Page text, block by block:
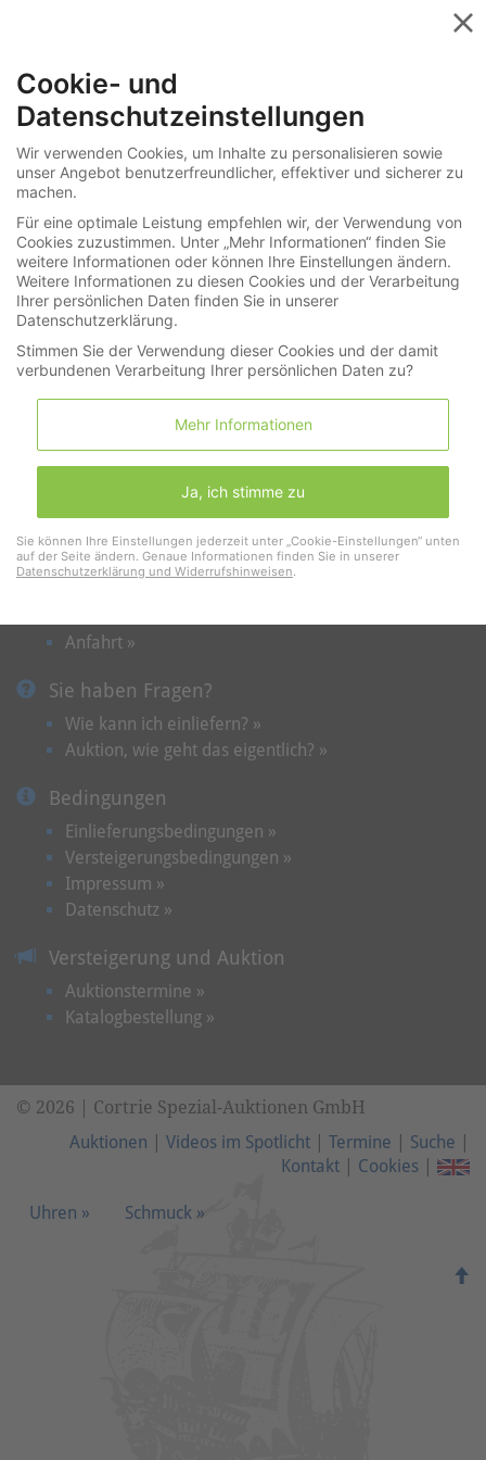
Monatliche Last Minute Auktionen
Ketten / Colliers / Anhänger
» 275-6035
Kette/Collier: weißgoldenes, hochwertiges
vintage Smaragd/Brillant-
Goldschmiedecollier
LNDA Los
Merkliste Warenkorb(0)
Informationen
Kontakt und Termine
Terminvereinbarung »
Anfahrt »
Sie haben Fragen?
Wie kann ich einliefern? »
Auktion, wie geht das eigentlich? »
Bedingungen
Einlieferungsbedingungen »
Versteigerungsbedingungen »
Impressum »
Datenschutz »
Versteigerung und Auktion
Auktionstermine »
Katalogbestellung »
© 2026 | Cortrie Spezial-Auktionen GmbH
Auktionen
Videos im Spotlicht Termine Suche
Kontakt
Cookies
Uhren » Schmuck »
Cookie- und
Datenschutzeinstellungen
Wir verwenden Cookies, um Inhalte zu personalisieren sowie
unser Angebot benutzerfreundlicher, effektiver und sicherer zu
machen.
Für eine optimale Leistung empfehlen wir, der Verwendung von
Cookies zuzustimmen. Unter „Mehr Informationen“ finden Sie
weitere Informationen oder können Ihre Einstellungen ändern.
Weitere Informationen zu diesen Cookies und der Verarbeitung
Ihrer persönlichen Daten finden Sie in unserer
Datenschutzerklärung.
Stimmen Sie der Verwendung dieser Cookies und der damit
verbundenen Verarbeitung Ihrer persönlichen Daten zu?
Mehr Informationen
Ja, ich stimme zu
Sie können Ihre Einstellungen jederzeit unter „Cookie-Einstellungen“ unten
auf der Seite ändern. Genaue Informationen finden Sie in unserer
Datenschutzerklärung und Widerrufshinweisen.